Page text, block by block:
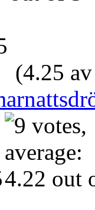
(4.25